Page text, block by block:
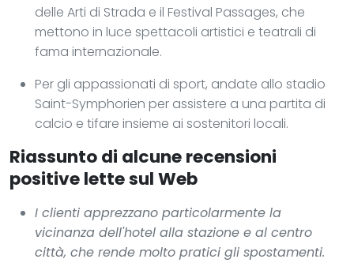
delle Arti di Strada e il Festival Passages, che
mettono in luce spettacoli artistici e teatrali di
fama internazionale.
Per gli appassionati di sport, andate allo stadio
Saint-Symphorien per assistere a una partita di
calcio e tifare insieme ai sostenitori locali.
Riassunto di alcune recensioni
positive lette sul Web
I clienti apprezzano particolarmente la
vicinanza dell'hotel alla stazione e al centro
città, che rende molto pratici gli spostamenti.